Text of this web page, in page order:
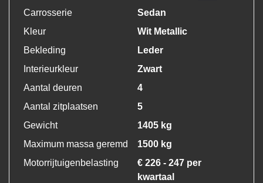
Carrosserie
Sedan
Kleur
Wit Metallic
Bekleding
Leder
Interieurkleur
Zwart
Aantal deuren
4
Aantal zitplaatsen
5
Gewicht
1405 kg
Maximum massa geremd
1500 kg
Motorrijtuigenbelasting
€ 226 - 247 per
kwartaal